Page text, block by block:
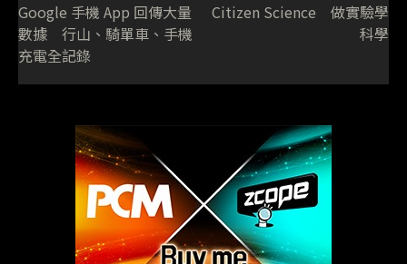
Google 手機 App 回傳大量
數據 行山、騎單車、手機
充電全記錄
Citizen Science 做實驗學
科學